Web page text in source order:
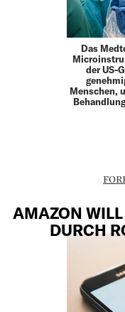
Das
der US-
Menschen,
AMAZON
DURCH